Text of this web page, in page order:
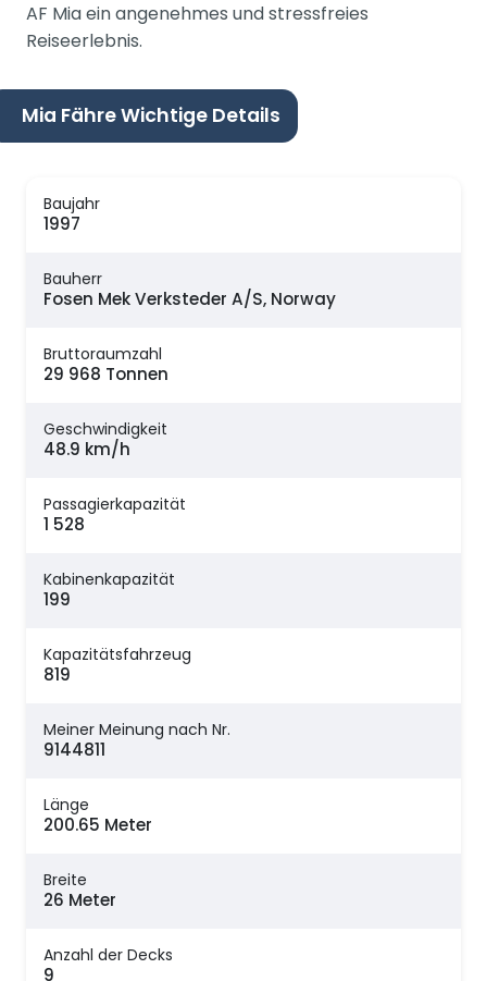
AF Mia ein angenehmes und stressfreies
Reiseerlebnis.
Mia Fähre Wichtige Details
Baujahr
1997
Bauherr
Fosen Mek Verksteder A/S, Norway
Bruttoraumzahl
29 968 Tonnen
Geschwindigkeit
48.9 km/h
Passagierkapazität
1 528
Kabinenkapazität
199
Kapazitätsfahrzeug
819
Meiner Meinung nach Nr.
9144811
Länge
200.65 Meter
Breite
26 Meter
Anzahl der Decks
9